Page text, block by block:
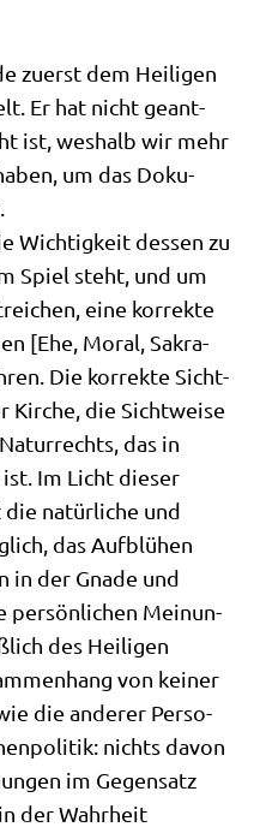
zuerst dem Hei­li­gen
Er hat nicht geant­
ist, wes­halb wir mehr
um das Doku­
Wich­tig­keit des­sen zu
Spiel steht, und um
eine kor­rek­te
[Ehe, Moral, Sakra­
Die kor­rek­te Sicht­
Kir­che, die Sicht­wei­se
das in
Im Licht die­ser
die natür­li­che und
das Auf­blü­hen
in der Gna­de und
per­sön­li­chen Mei­nun­
des Hei­li­gen
von kei­ner
die ande­rer Per­so­
nichts davon
im Gegen­satz
der Wahr­heit